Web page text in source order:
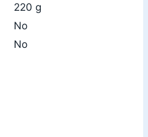
220 g
No
No